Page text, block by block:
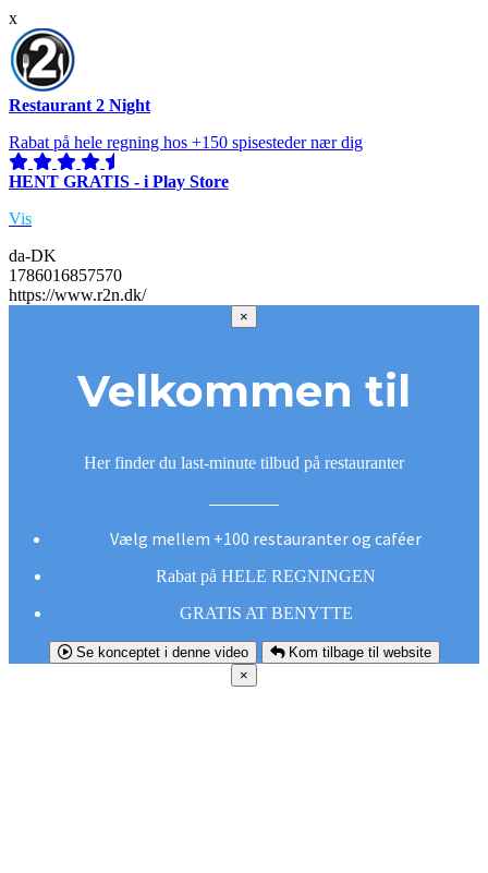
x
Restaurant 2 Night
Rabat på hele regning hos +150 spisesteder nær dig
HENT GRATIS - i Play Store
Vis
da-DK
1786016857570
https://www.r2n.dk/
×
Velkommen til
Her finder du last-minute tilbud på restauranter
Vælg mellem +100 restauranter og caféer
Rabat på HELE REGNINGEN
GRATIS AT BENYTTE
Se konceptet i denne video
Kom tilbage til website
×